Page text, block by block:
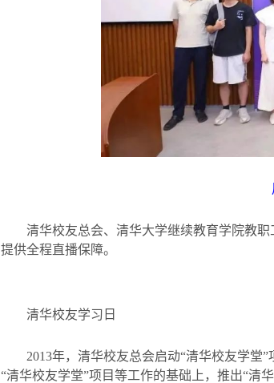
清华校友总会、清华大学继续教育学院教
提供全程直播保障。
清华校友学习日
2013年，清华校友总会启动“清华校友学堂”
“清华校友学堂”项目等工作的基础上，推出“清